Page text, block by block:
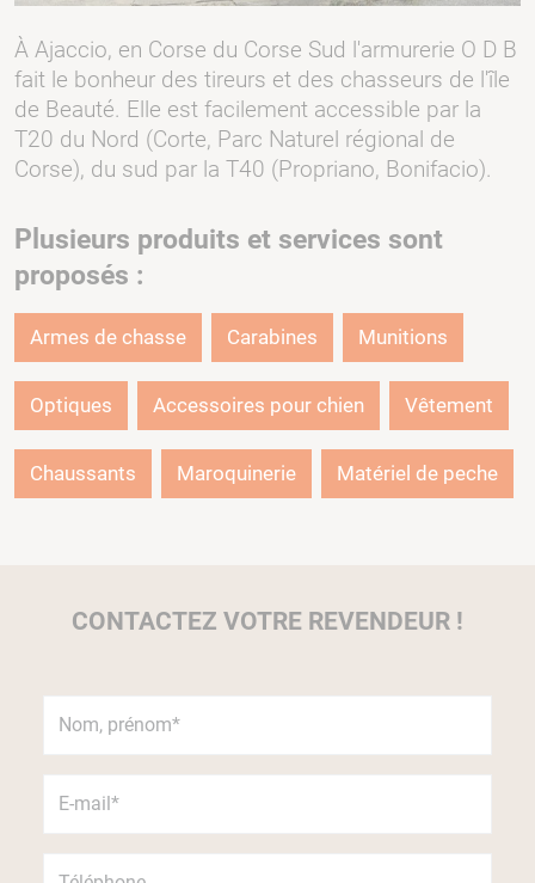
À Ajaccio, en Corse du Corse Sud l'armurerie O D B
fait le bonheur des tireurs et des chasseurs de l'île
de Beauté. Elle est facilement accessible par la
T20 du Nord (Corte, Parc Naturel régional de
Corse), du sud par la T40 (Propriano, Bonifacio).
Plusieurs produits et services sont
proposés :
Armes de chasse Carabines Munitions
Optiques Accessoires pour chien Vêtement
Chaussants Maroquinerie Matériel de peche
CONTACTEZ VOTRE REVENDEUR !